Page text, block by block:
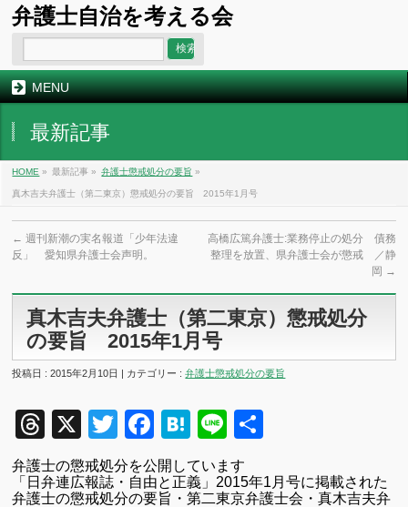
弁護士自治を考える会
MENU
最新記事
HOME » 最新記事 » 弁護士懲戒処分の要旨 »
真木吉夫弁護士（第二東京）懲戒処分の要旨 2015年1月号
← 週刊新潮の実名報道「少年法違
反」 愛知県弁護士会声明。
高橋広篤弁護士:業務停止の処分 債務
整理を放置、県弁護士会が懲戒 ／静
岡 →
真木吉夫弁護士（第二東京）懲戒処分
の要旨 2015年1月号
投稿日 : 2015年2月10日 | カテゴリー :弁護士懲戒処分の要旨
Threads
X TwitterFacebook
Hatena
Line
弁護士の懲戒処分を公開しています
「日弁連広報誌・自由と正義」 2015年1 月号に掲載された
弁護士の懲戒処分の要旨・第二東京弁護士会・真木吉夫弁